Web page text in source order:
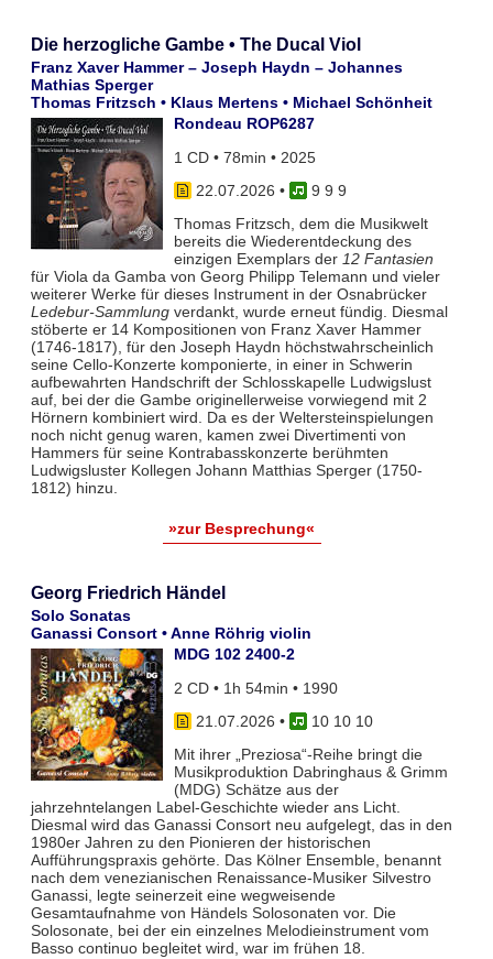
Die herzogliche Gambe • The Ducal Viol
Franz Xaver Hammer – Joseph Haydn – Johannes
Mathias Sperger
Thomas Fritzsch • Klaus Mertens • Michael Schönheit
Rondeau ROP6287
1 CD • 78min • 2025
22.07.2026 •
9 9 9
Thomas Fritzsch, dem die Musikwelt
bereits die Wiederentdeckung des
einzigen Exemplars der 12 Fantasien
für Viola da Gamba von Georg Philipp Telemann und vieler
weiterer Werke für dieses Instrument in der Osnabrücker
Ledebur-Sammlungverdankt, wurde erneut fündig. Diesmal
stöberte er 14 Kompositionen von Franz Xaver Hammer
(1746-1817), für den Joseph Haydn höchstwahrscheinlich
seine Cello-Konzerte komponierte, in einer in Schwerin
aufbewahrten Handschrift der Schlosskapelle Ludwigslust
auf, bei der die Gambe originellerweise vorwiegend mit 2
Hörnern kombiniert wird. Da es der Weltersteinspielungen
noch nicht genug waren, kamen zwei Divertimenti von
Hammers für seine Kontrabasskonzerte berühmten
Ludwigsluster Kollegen Johann Matthias Sperger (1750-
1812) hinzu.
»zur Besprechung«
Georg Friedrich Händel
Solo Sonatas
Ganassi Consort • Anne Röhrig violin
MDG 102 2400-2
2 CD • 1h 54min • 1990
21.07.2026 •
10 10 10
Mit ihrer „Preziosa“-Reihe bringt die
Musikproduktion Dabringhaus & Grimm
(MDG) Schätze aus der
jahrzehntelangen Label-Geschichte wieder ans Licht.
Diesmal wird das Ganassi Consort neu aufgelegt, das in den
1980er Jahren zu den Pionieren der historischen
Aufführungspraxis gehörte. Das Kölner Ensemble, benannt
nach dem venezianischen Renaissance-Musiker Silvestro
Ganassi, legte seinerzeit eine wegweisende
Gesamtaufnahme von Händels Solosonaten vor. Die
Solosonate, bei der ein einzelnes Melodieinstrument vom
Basso continuo begleitet wird, war im frühen 18.